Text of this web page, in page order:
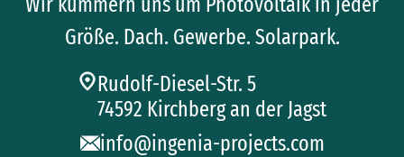
Größe. Dach. Gewerbe. Solarpark.
Rudolf-Diesel-Str. 5
74592 Kirchberg an der Jagst
info@ingenia-projects.com